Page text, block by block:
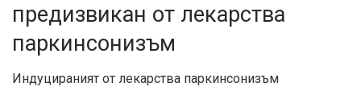
предизвикан от лекарства
паркинсонизъм
Индуцираният от лекарства паркинсонизъм